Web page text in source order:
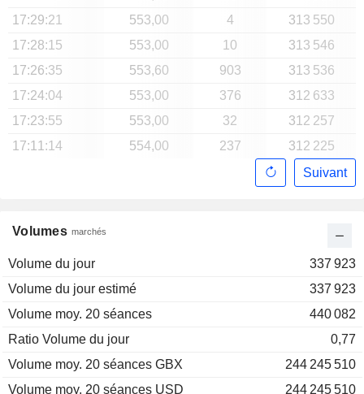
Volumes marchés
Volume du jour
337 923
Volume du jour estimé
337 923
Volume moy. 20 séances
440 082
Ratio Volume du jour
0,77
Volume moy. 20 séances GBX
244 245 510
Volume moy. 20 séances USD
244 245 510
17:29:21
553,00 4
313 550
17:28:15
553,00 10
313 546
17:26:35
553,60 903
313 536
17:24:04
553,00 376
312 633
17:23:55
553,00 32
312 257
17:11:14
554,00 237
312 225
Suivant